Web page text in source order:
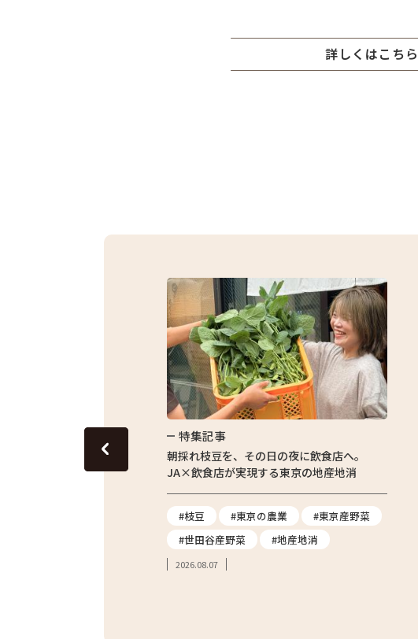
詳しくはこちら
の田んぼ。青梅・東京繁
特集記事
朝採れ枝豆を、その日の夜に飲食店へ。
JA×飲食店が実現する東京の地産地消
#枝豆 #東京の農業
#東京産野菜
#世田谷産野菜
#地産地消
2026.08.07